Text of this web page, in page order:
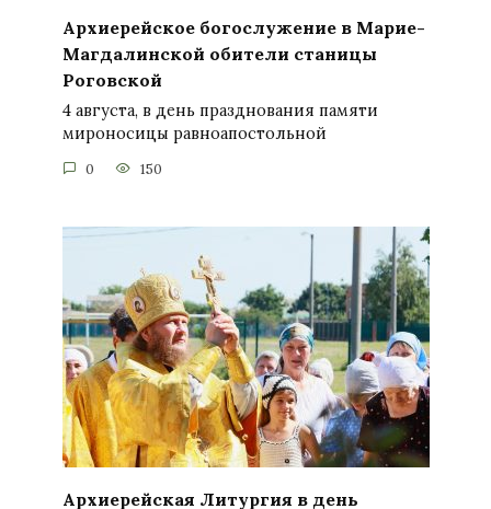
Архиерейское богослужение в Марие-
Магдалинской обители станицы
Роговской
4 августа, в день празднования памяти
мироносицы равноапостольной
0 150
Архиерейская Литургия в день